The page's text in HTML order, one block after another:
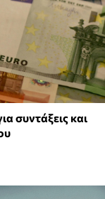
συντάξεις και